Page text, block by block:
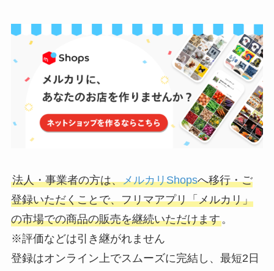
法人・事業者の方は、メルカリShopsへ移行・ご
登録いただくことで、フリマアプリ「メルカリ」
の市場での商品の販売を継続いただけます。
※評価などは引き継がれません
登録はオンライン上でスムーズに完結し、最短2日